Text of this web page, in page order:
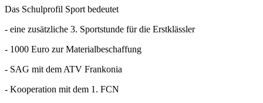
Das Schulprofil Sport bedeutet
- eine zusätzliche 3. Sportstunde für die Erstklässler
- 1000 Euro zur Materialbeschaffung
- SAG mit dem ATV Frankonia
- Kooperation mit dem 1. FCN